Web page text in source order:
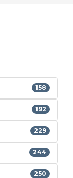
158
192
229
244
250